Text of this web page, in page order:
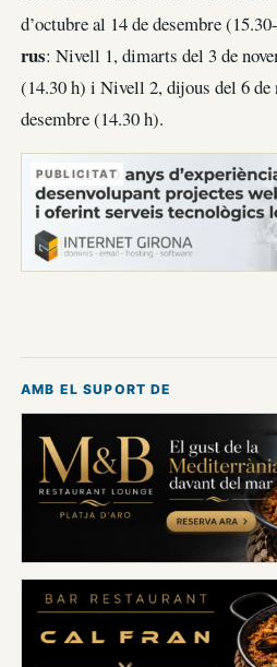
d’octubre al 14 de desembre
rus: Nivell 1, dimarts del 3 de
(14.30 h) i Nivell 2, dijous del 6 de
desembre (14.30 h).
PUBLICITAT
AMB EL SUPORT DE